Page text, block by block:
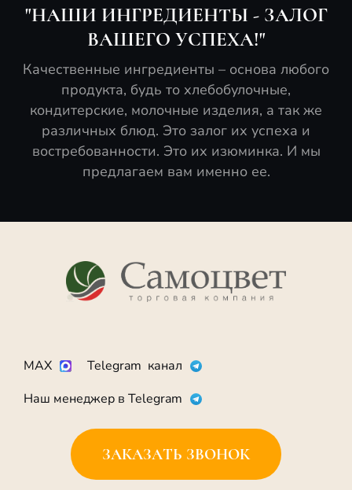
"НАШИ ИНГРЕДИЕНТЫ - ЗАЛОГ
ВАШЕГО УСПЕХА!"
Качественные ингредиенты – основа любого
продукта, будь то хлебобулочные,
кондитерские, молочные изделия, а так же
различных блюд. Это залог их успеха и
востребованности. Это их изюминка. И мы
предлагаем вам именно ее.
MAX
Telegram канал
Наш менеджер в Telegram
ЗАКАЗАТЬ ЗВОНОК